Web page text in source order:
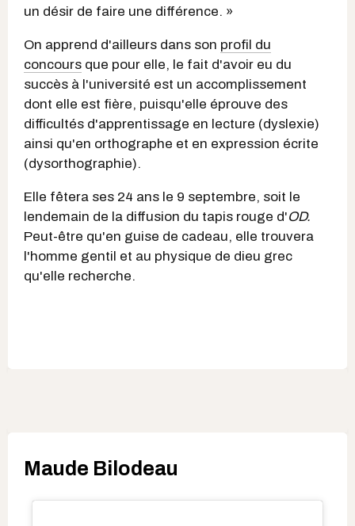
un désir de faire une différence. »
On apprend d'ailleurs dans son profil du
concours que pour elle, le fait d'avoir eu du
succès à l'université est un accomplissement
dont elle est fière, puisqu'elle éprouve des
difficultés d'apprentissage en lecture (dyslexie)
ainsi qu'en orthographe et en expression écrite
(dysorthographie).
Elle fêtera ses 24 ans le 9 septembre, soit le
lendemain de la diffusion du tapis rouge d'OD.
Peut-être qu'en guise de cadeau, elle trouvera
l'homme gentil et au physique de dieu grec
qu'elle recherche.
Maude Bilodeau